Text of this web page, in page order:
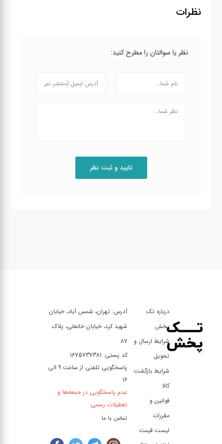
نظرات
نظر یا سوالتان را مطرح کنید:
درباره تک
پخش
شرایط ارسال و
تحویل
شرایط بازگشت
کالا
قوانین و
مقررات
لیست قیمت
آدرس: تهران، شمس آباد، خیابان
شهید کرد، خیابان خانعلی، پلاک
87
کد پستی: 1675737381
پاسخگویی تلفنی از ساعت 9 الی
16
عدم پاسخگویی در جمعه‌ها و
تعطیلات رسمی
تماس با ما